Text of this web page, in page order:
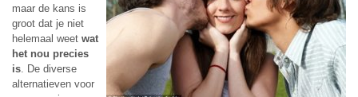
maar de kans is
groot dat je niet
helemaal weet wat
het nou precies
is. De diverse
alternatieven voor